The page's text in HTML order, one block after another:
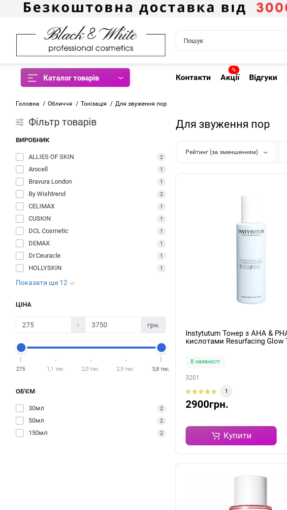
Каталог товарів Контакти
%
Акції Відгуки
Головна Обличчя Тонізація Для звуження пор
Фiльтр товарів
ВИРОБНИК
ALLIES OF SKIN 2
Arocell 1
Bravura London 1
By Wishtrend 2
CELIMAX 1
CUSKIN 1
DCL Cosmetic 1
DEMAX 1
Dr.Ceuracle 1
HOLLYSKIN 1
Показати ще 12
ЦІНА
- грн.
275 1,1 тис. 2,0 тис. 2,9 тис. 3,8 тис.
ОБ'ЄМ
30мл 2
50мл 2
150мл 2
Для звуження пор
Рейтинг (за зменшенням)
Instytutum Тонер з AHA &
кислотами Resurfacing Glow
В наявності
3201
1
2900грн.
Купити